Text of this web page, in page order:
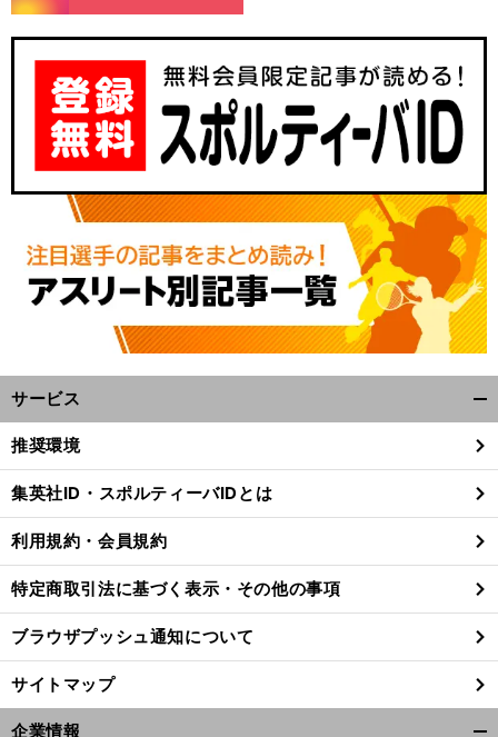
サービス
閉
る
推奨環境
集英社ID・スポルティーバIDとは
利用規約・会員規約
特定商取引法に基づく表示・その他の事項
ブラウザプッシュ通知について
サイトマップ
企業情報